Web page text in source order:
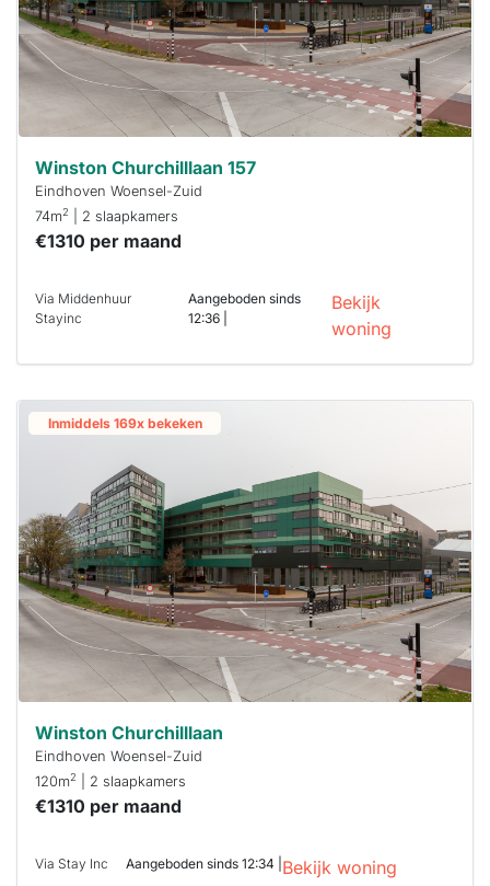
Winston Churchilllaan 157
Eindhoven Woensel-Zuid
74m2 | 2 slaapkamers
€1310 per maand
Via Middenhuur
Stayinc
Aangeboden sinds
12:36 |
Bekijk
woning
Inmiddels 169x bekeken
Winston Churchilllaan
Eindhoven Woensel-Zuid
120m2 | 2 slaapkamers
€1310 per maand
Via Stay Inc Aangeboden sinds 12:34 | Bekijk woning